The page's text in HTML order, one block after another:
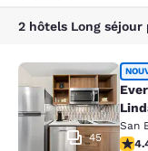
Everhome
45
San
4.39